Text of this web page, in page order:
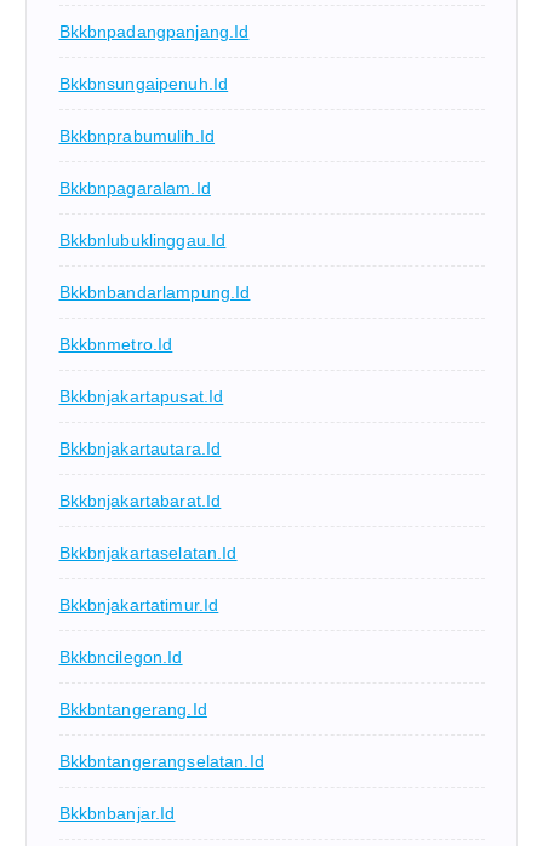
Bkkbnpadangpanjang.id
Bkkbnsungaipenuh.id
Bkkbnprabumulih.id
Bkkbnpagaralam.id
Bkkbnlubuklinggau.id
Bkkbnbandarlampung.id
Bkkbnmetro.id
Bkkbnjakartapusat.id
Bkkbnjakartautara.id
Bkkbnjakartabarat.id
Bkkbnjakartaselatan.id
Bkkbnjakartatimur.id
Bkkbncilegon.id
Bkkbntangerang.id
Bkkbntangerangselatan.id
Bkkbnbanjar.id